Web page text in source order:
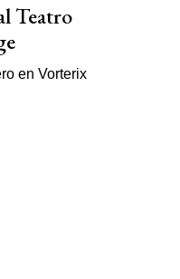
Teatro